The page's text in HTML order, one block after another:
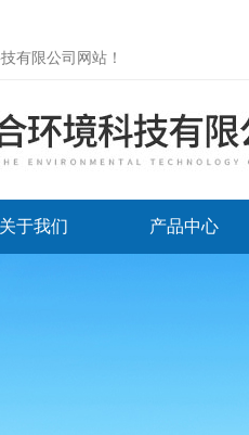
有限公司网站 ！
关于我们 产品中心